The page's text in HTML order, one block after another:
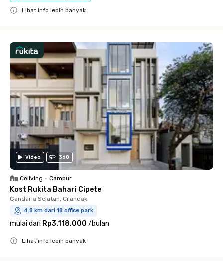
Lihat info lebih banyak
Video 360
Coliving • Campur
Kost Rukita Bahari Cipete
Gandaria Selatan, Cilandak
4.8 km dari 18 office park
mulai dari Rp3.118.000 /bulan
Lihat info lebih banyak